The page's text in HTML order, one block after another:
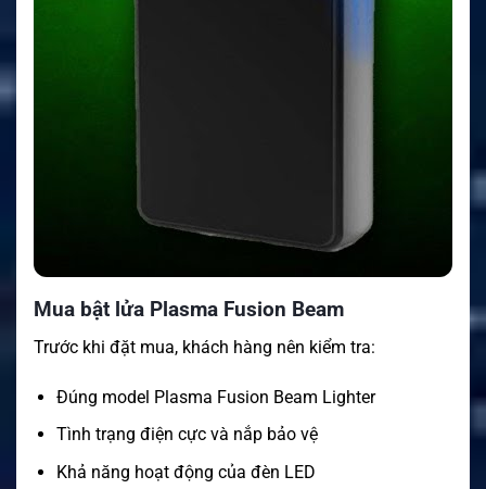
Mua bật lửa Plasma Fusion Beam
Trước khi đặt mua, khách hàng nên kiểm tra:
Đúng model Plasma Fusion Beam Lighter
Tình trạng điện cực và nắp bảo vệ
Khả năng hoạt động của đèn LED